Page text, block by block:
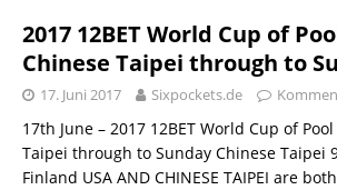
2017 12BET World Cup of
Chinese Taipei through to
17. Juni 2017 Sixpockets.de
17th June – 2017 12BET World Cup of
Taipei through to Sunday Chinese Taipei
Finland USA AND CHINESE TAIPEI are